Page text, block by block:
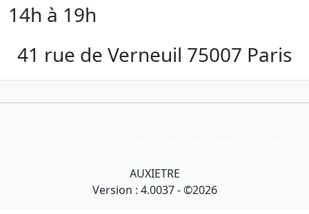
14h à 19h
41 rue de Verneuil 75007 Paris
AUXIETRE
Version : 4.0037 - ©2026